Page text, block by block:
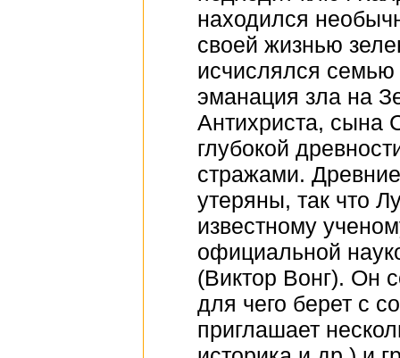
находился
своей жизнью
исчислялся
эманация зла на
Антихриста, сына
глубокой
стражами.
утеряны, так что
известному
официальной
(Виктор Вонг). Он
для чего берет с
приглашает